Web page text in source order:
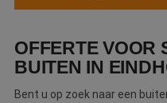
Webshop
Contact
OFFERTE VOOR
BUITEN IN
Bent u op zoek naar een